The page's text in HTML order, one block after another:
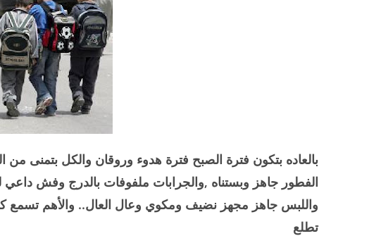
بالعاده بتكون فترة الصبح فترة هدوء وروقان والكل بتمنى
الفطور جاهز وبستناه ,والجرابات ملفوفات بالدرج وفش داعي
واللبس جاهز مجهز نضيف ومكوي وعال العال.. والأهم تسمع
تطلع